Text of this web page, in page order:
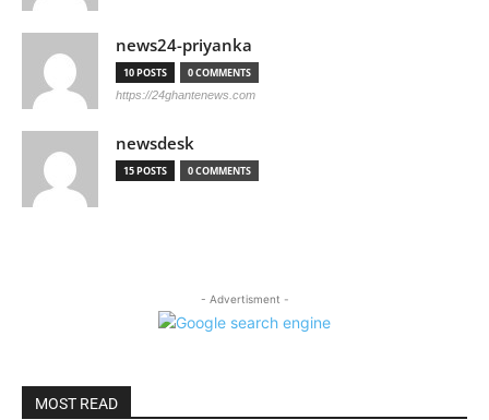
news24-priyanka
10 POSTS 0 COMMENTS
https://24ghantenews.com
newsdesk
15 POSTS 0 COMMENTS
- Advertisment -
MOST READ